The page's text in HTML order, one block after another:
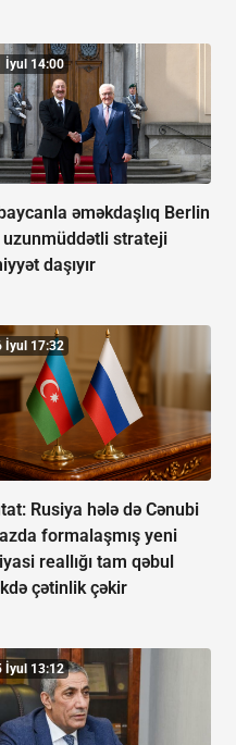
İyul 14:00
əməkdaşlıq Berlin
uzunmüddətli strateji
daşıyır
İyul 17:32
Rusiya hələ də Cənubi
formalaşmış yeni
reallığı tam qəbul
çətinlik çəkir
İyul 13:12